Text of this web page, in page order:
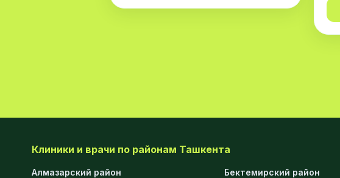
Клиники и врачи по районам Ташкента
Алмазарский район
Бектемирский район